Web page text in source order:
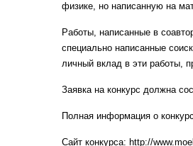
физике, но написанную на
Работы, написанные в
специально написанные
личный вклад в эти работы,
Заявка на конкурс должна
Полная информация о
Сайт конкурса: http://